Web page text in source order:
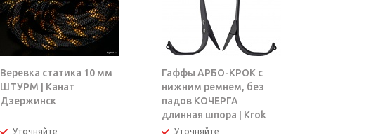
Веревка статика 10 мм
ШТУРМ | Канат
Дзержинск
Уточняйте
Гаффы АРБО-КРОК с
нижним ремнем, без
падов КОЧЕРГА
длинная шпора | Krok
Уточняйте